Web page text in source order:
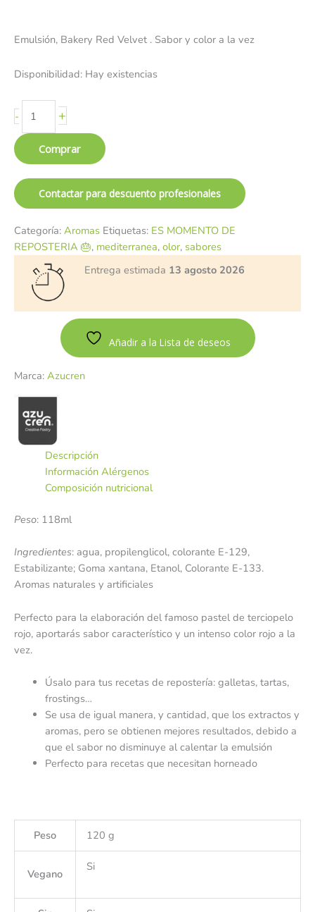
Emulsión, Bakery Red Velvet . Sabor y color a la vez
Disponibilidad: Hay existencias
- +
Comprar
Contactar para descuento profesionales
Categoría: Aromas Etiquetas: ES MOMENTO DE
REPOSTERIA 🎂, mediterranea, olor, sabores
Entrega estimada 13 agosto 2026
Añadir a la Lista de deseos
Marca: Azucren
Descripción
Información Alérgenos
Composición nutricional
Peso: 118ml
Ingredientes: agua, propilenglicol, colorante E-129,
Estabilizante; Goma xantana, Etanol, Colorante E-133.
Aromas naturales y artificiales
Perfecto para la elaboración del famoso pastel de terciopelo
rojo, aportarás sabor característico y un intenso color rojo a la
vez.
Úsalo para tus recetas de repostería: galletas, tartas,
frostings…
Se usa de igual manera, y cantidad, que los extractos y
aromas, pero se obtienen mejores resultados, debido a
que el sabor no disminuye al calentar la emulsión
Perfecto para recetas que necesitan horneado
Peso 120 g
Vegano
Si